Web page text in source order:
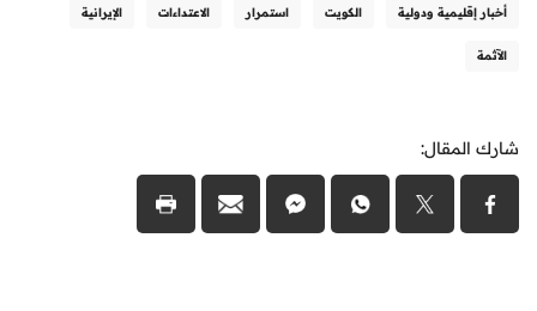
أخبار إقليمية ودولية الكويت استمرار الاعتداءات الإيرانية
الآثمة
شارك المقال: